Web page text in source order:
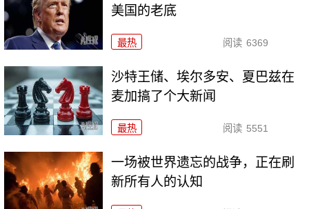
美国的老底
最热 阅读 6369
沙特王储、埃尔多安、夏巴兹在
麦加搞了个大新闻
最热 阅读 5551
一场被世界遗忘的战争，正在刷
新所有人的认知